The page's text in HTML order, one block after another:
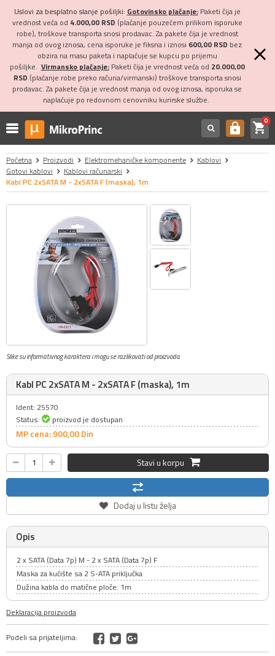
Uslovi za besplatno slanje pošiljki: Gotovinsko plaćanje:Paketi čija je
vrednost veća od 4.000,00 RSD (plaćanje pouzećem prilikom isporuke
robe), troškove transporta snosi prodavac. Za pakete čija je vrednost
manja od ovog iznosa, cena isporuke je fiksna i iznosi 600,00 RSD bez
obzira na masu paketa i naplaćuje se kupcu po prijemu
pošiljke. Virmansko plaćanje:Paketi čija je vrednost veća od 20.000,00
RSD (plaćanje robe preko računa/virmanski) troškove transporta snosi
prodavac. Za pakete čija je vrednost manja od ovog iznosa, isporuka se
naplaćuje po redovnom cenovniku kurirske službe.
https shopping_cart0
Početna Proizvodi Elektromehaničke komponente
Kablovi
Gotovi kablovi
Kablovi računarski
Kabl PC 2xSATA M - 2xSATA F (maska), 1m
Slike su informativnog karaktera i mogu se razlikovati od proizvoda
Kabl PC 2xSATA M - 2xSATA F (maska), 1m
Ident: 25570
Status:
proizvod je dostupan
MP cena: 900,00Din
Stavi u korpu
Dodaj u listu želja
Opis
2 x SATA (Data 7p) M - 2 x SATA (Data 7p) F
Maska za kućište sa 2 S-ATA priključka
Dužina kabla do matične ploče: 1m
Deklaracija proizvoda
Podeli sa prijateljima: